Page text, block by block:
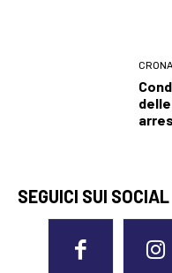
SEGUICI SUI SOCIAL